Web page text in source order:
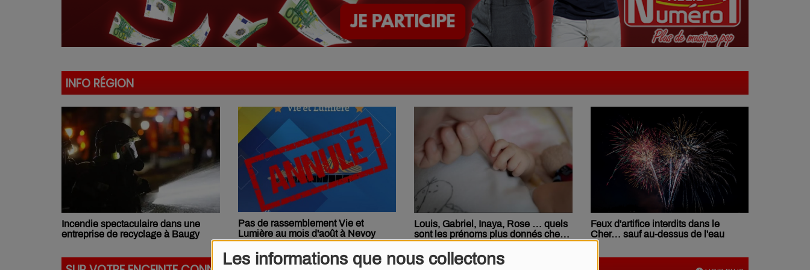
Les informations que nous collectons
INFO RÉGION
Incendie spectaculaire dans une
entreprise de recyclage à Baugy
Pas de rassemblement Vie et
Lumière au mois d'août à Nevoy
Louis, Gabriel, Inaya, Rose … quels
sont les prénoms plus donnés chez
nous ?
Feux d'artifice interdits dans le
Cher… sauf au-dessus de l'eau